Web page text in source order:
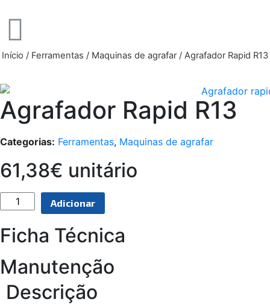
Início / Ferramentas / Maquinas de agrafar/ Agrafador Rapid R13
Agrafador Rapid R13
Categorias: Ferramentas, Maquinas de agrafar
61,38€ unitário
Adicionar
Ficha Técnica
Manutenção
Descrição